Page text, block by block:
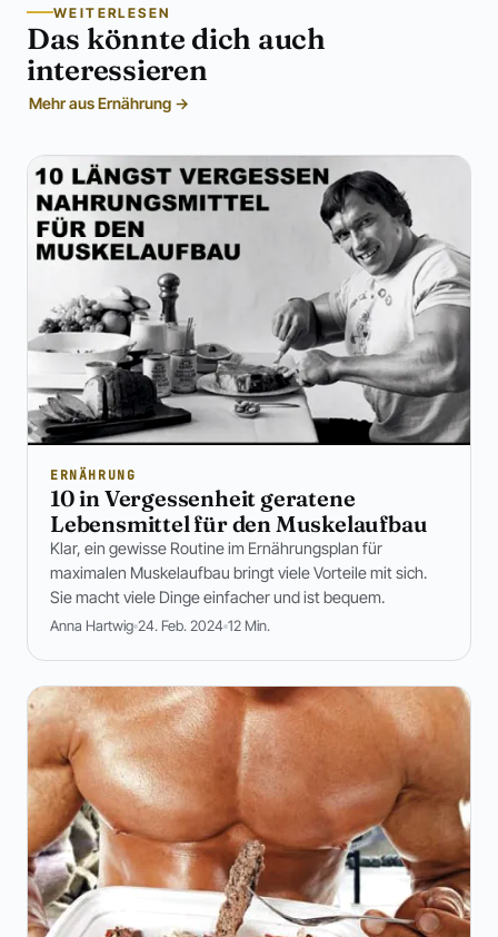
WEITERLESEN
Das könnte dich auch
interessieren
Mehr aus Ernährung →
ERNÄHRUNG
10 in Vergessenheit geratene
Lebensmittel für den Muskelaufbau
Klar, ein gewisse Routine im Ernährungsplan für
maximalen Muskelaufbau bringt viele Vorteile mit sich.
Sie macht viele Dinge einfacher und ist bequem.
Anna Hartwig 24. Feb. 2024 12 Min.